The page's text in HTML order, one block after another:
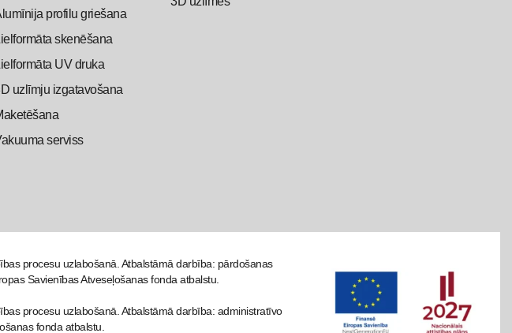
profilu griešana
skenēšana
UV druka
uzlīmju izgatavošana
serviss
procesu uzlabošanā. Atbalstāmā darbība: pārdošanas
Savienības Atveseļošanas fonda atbalstu.
procesu uzlabošanā. Atbalstāmā darbība: administratīvo
fonda atbalstu.